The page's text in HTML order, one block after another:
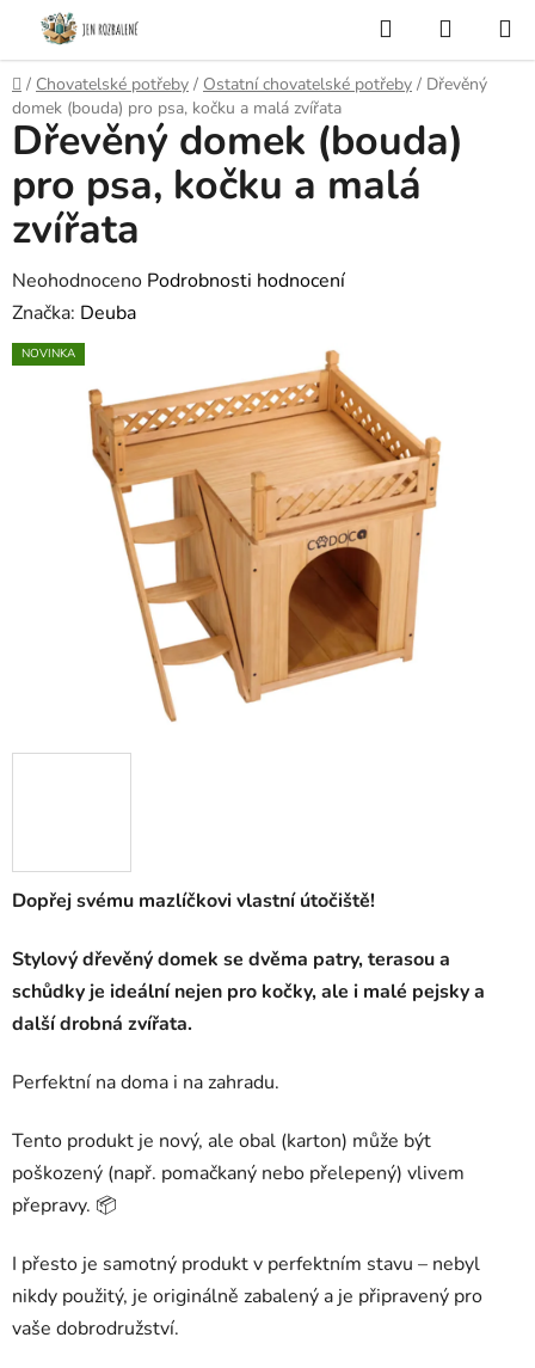
Přejít
obsah
Hledat
KOŠÍK
Domů
/ Chovatelské potřeby / Ostatní chovatelské potřeby / Dřevěný
domek (bouda) pro psa, kočku a malá zvířata
Dopřej svému mazlíčkovi vlastní útočiště!
Stylový dřevěný domek se dvěma patry, terasou a
schůdky je ideální nejen pro kočky, ale i malé pejsky a
další drobná zvířata.
Perfektní na doma i na zahradu.
Tento produkt je nový, ale obal (karton) může být
poškozený (např. pomačkaný nebo přelepený) vlivem
přepravy. 📦
I přesto je samotný produkt v perfektním stavu – nebyl
nikdy použitý, je originálně zabalený a je připravený pro
vaše dobrodružství.
Dřevěný domek (bouda)
pro psa, kočku a malá
zvířata
Průměrné
hodnocení
produktu
Neohodnoceno Podrobnosti hodnocení
Značka: Deuba
NOVINKA